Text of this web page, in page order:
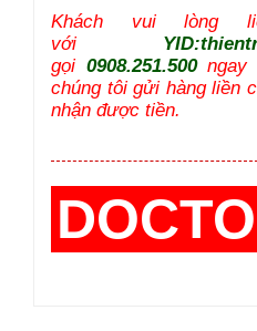
Khách vui lòng
với
gọi 0908.251.500ngay
chúng tôi gửi hàng liền
nhận được tiền.